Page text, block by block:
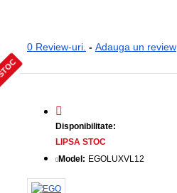
0 Review-uri. - Adauga un review
Disponibilitate:
LIPSA STOC
Model: EGOLUXVL12